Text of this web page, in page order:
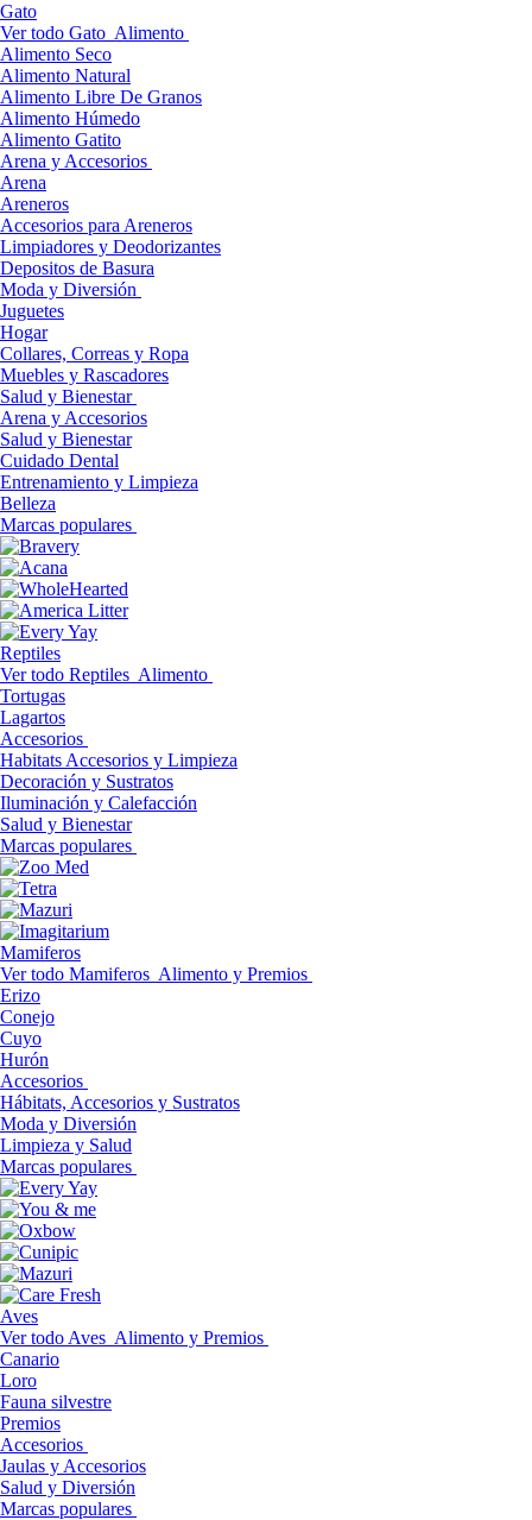
Gato
Ver todo Gato Alimento
Alimento Seco
Alimento Natural
Alimento Libre De Granos
Alimento Húmedo
Alimento Gatito
Arena y Accesorios
Arena
Areneros
Accesorios para Areneros
Limpiadores y Deodorizantes
Depositos de Basura
Moda y Diversión
Juguetes
Hogar
Collares, Correas y Ropa
Muebles y Rascadores
Salud y Bienestar
Arena y Accesorios
Salud y Bienestar
Cuidado Dental
Entrenamiento y Limpieza
Belleza
Marcas populares
Reptiles
Ver todo Reptiles Alimento
Tortugas
Lagartos
Accesorios
Habitats Accesorios y Limpieza
Decoración y Sustratos
Iluminación y Calefacción
Salud y Bienestar
Marcas populares
Mamiferos
Ver todo Mamiferos Alimento y Premios
Erizo
Conejo
Cuyo
Hurón
Accesorios
Hábitats, Accesorios y Sustratos
Moda y Diversión
Limpieza y Salud
Marcas populares
Aves
Ver todo Aves Alimento y Premios
Canario
Loro
Fauna silvestre
Premios
Accesorios
Jaulas y Accesorios
Salud y Diversión
Marcas populares